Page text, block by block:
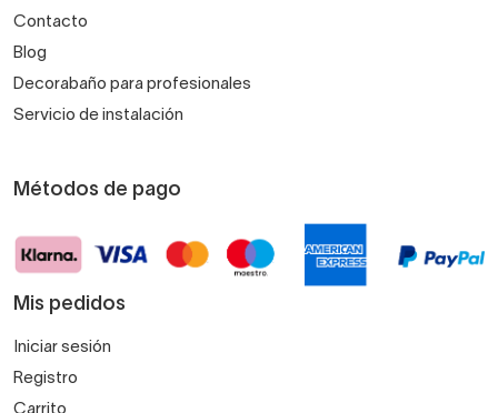
Contacto
Blog
Decorabaño para profesionales
Servicio de instalación
Métodos de pago
Mis pedidos
Iniciar sesión
Registro
Carrito